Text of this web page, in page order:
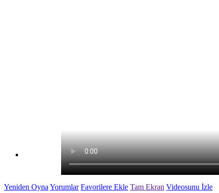
Ulak Motor Oyunu
Yeniden Oyna Yorumlar Favorilere Ekle Tam Ekran Videosunu İzle